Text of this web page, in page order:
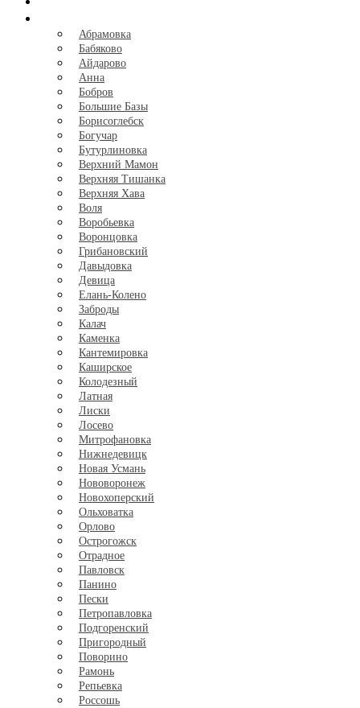
Абрамовка
Бабяково
Айдарово
Анна
Бобров
Большие Базы
Борисоглебск
Богучар
Бутурлиновка
Верхний Мамон
Верхняя Тишанка
Верхняя Хава
Воля
Воробьевка
Воронцовка
Грибановский
Давыдовка
Девица
Елань-Колено
Заброды
Калач
Каменка
Кантемировка
Каширское
Колодезный
Латная
Лиски
Лосево
Митрофановка
Нижнедевицк
Новая Усмань
Нововоронеж
Новохоперский
Ольховатка
Орлово
Острогожск
Отрадное
Павловск
Панино
Пески
Петропавловка
Подгоренский
Пригородный
Поворино
Рамонь
Репьевка
Россошь